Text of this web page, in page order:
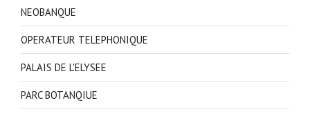
NEOBANQUE
OPERATEUR TELEPHONIQUE
PALAIS DE L'ELYSEE
PARC BOTANQIUE